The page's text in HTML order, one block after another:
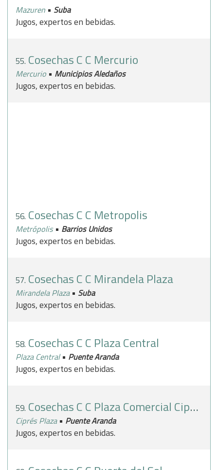
Mazuren • Suba
Jugos, expertos en bebidas.
55. Cosechas C C Mercurio
Mercurio • Municipios Aledaños
Jugos, expertos en bebidas.
56. Cosechas C C Metropolis
Metrópolis • Barrios Unidos
Jugos, expertos en bebidas.
57. Cosechas C C Mirandela Plaza
Mirandela Plaza • Suba
Jugos, expertos en bebidas.
58. Cosechas C C Plaza Central
Plaza Central • Puente Aranda
Jugos, expertos en bebidas.
59. Cosechas C C Plaza Comercial Ciprés
Ciprés Plaza • Puente Aranda
Jugos, expertos en bebidas.